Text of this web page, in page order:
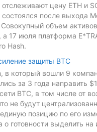
цену ETH и
после выхода
объем
17 июля платформа
Hash.
защиты BTC
в который вошли 9
за 3 года направить
BTC, в том числе от
не будут
позицию по его
готовности выделить